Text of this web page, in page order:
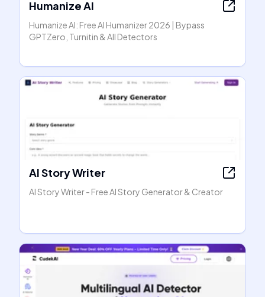
Humanize AI
Humanize AI: Free AI Humanizer 2026 | Bypass
GPTZero, Turnitin & All Detectors
AI Story Writer
AI Story Writer - Free AI Story Generator & Creator